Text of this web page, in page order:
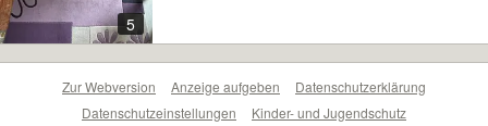
5
Zur Webversion Anzeige aufgeben
Datenschutzerklärung
Datenschutzeinstellungen
Kinder- und Jugendschutz